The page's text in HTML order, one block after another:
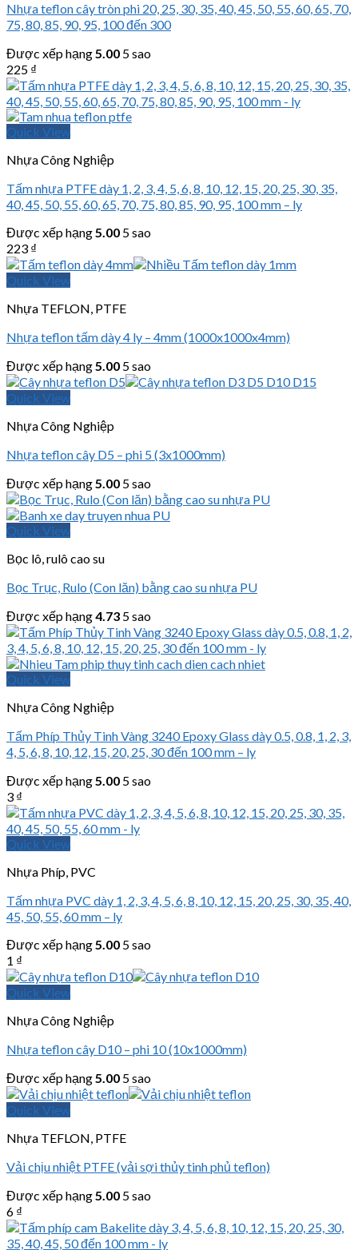
Nhựa teflon cây tròn phi 20, 25, 30, 35, 40, 45, 50, 55, 60, 65, 70,
75, 80, 85, 90, 95, 100 đến 300
Được xếp hạng5.00 5 sao
225 ₫
Quick View
Nhựa Công Nghiệp
Tấm nhựa PTFE dày 1, 2, 3, 4, 5, 6, 8, 10, 12, 15, 20, 25, 30, 35,
40, 45, 50, 55, 60, 65, 70, 75, 80, 85, 90, 95, 100 mm – ly
Được xếp hạng5.00 5 sao
223 ₫
Quick View
Nhựa TEFLON, PTFE
Nhựa teflon tấm dày 4 ly – 4mm (1000x1000x4mm)
Được xếp hạng5.00 5 sao
Quick View
Nhựa Công Nghiệp
Nhựa teflon cây D5 – phi 5 (3x1000mm)
Được xếp hạng5.00 5 sao
Quick View
Bọc lô, rulô cao su
Bọc Trục, Rulo (Con lăn) bằng cao su nhựa PU
Được xếp hạng4.73 5 sao
Quick View
Nhựa Công Nghiệp
Tấm Phíp Thủy Tinh Vàng 3240 Epoxy Glass dày 0.5, 0.8, 1, 2, 3,
4, 5, 6, 8, 10, 12, 15, 20, 25, 30 đến 100 mm – ly
Được xếp hạng5.00 5 sao
3 ₫
Quick View
Nhựa Phíp, PVC
Tấm nhựa PVC dày 1, 2, 3, 4, 5, 6, 8, 10, 12, 15, 20, 25, 30, 35, 40,
45, 50, 55, 60 mm – ly
Được xếp hạng5.00 5 sao
1 ₫
Quick View
Nhựa Công Nghiệp
Nhựa teflon cây D10 – phi 10 (10x1000mm)
Được xếp hạng5.00 5 sao
Quick View
Nhựa TEFLON, PTFE
Vải chịu nhiệt PTFE (vải sợi thủy tinh phủ teflon)
Được xếp hạng5.00 5 sao
6 ₫